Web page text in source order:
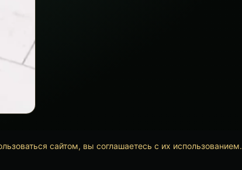
сайтом, вы соглашаетесь с их использованием.